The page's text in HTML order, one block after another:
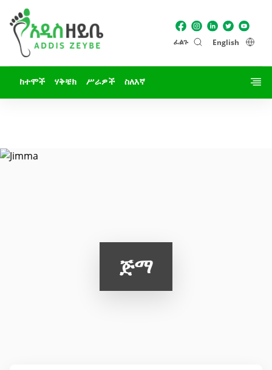
ፈልጉ English
ከተሞች ሃቅቼክ ሥራዎች ስለእኛ
ጅማ